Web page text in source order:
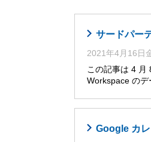
サードパー
2021年4月16日
この記事は 4 月
Workspace の
Google カ